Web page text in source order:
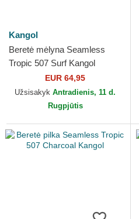
Kangol
Beretė mėlyna Seamless
Tropic 507 Surf Kangol
EUR 64,95
Užsisakyk Antradienis, 11 d.
Rugpjūtis